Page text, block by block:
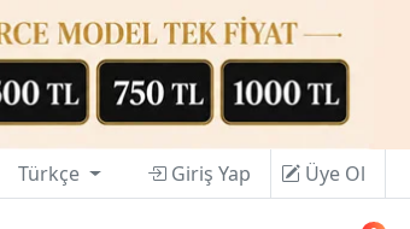
Türkçe Giriş Yap Üye Ol